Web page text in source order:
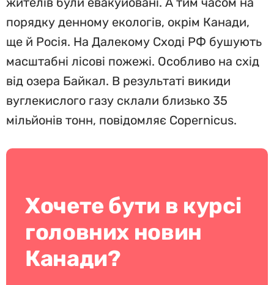
порядку денному екологів, окрім Канади,
ще й Росія. На Далекому Сході РФ бушують
масштабні лісові пожежі. Особливо на схід
від озера Байкал. В результаті викиди
вуглекислого газу склали близько 35
мільйонів тонн, повідомляє Copernicus.
Хочете бути в курсі
головних новин
Канади?